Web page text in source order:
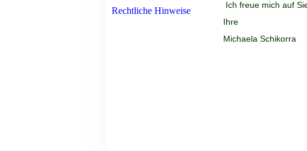
Rechtliche Hinweise
Ich freue mich auf
Ihre
Michaela Schikorra